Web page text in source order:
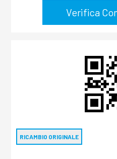
RICAMBIO ORIGINALE